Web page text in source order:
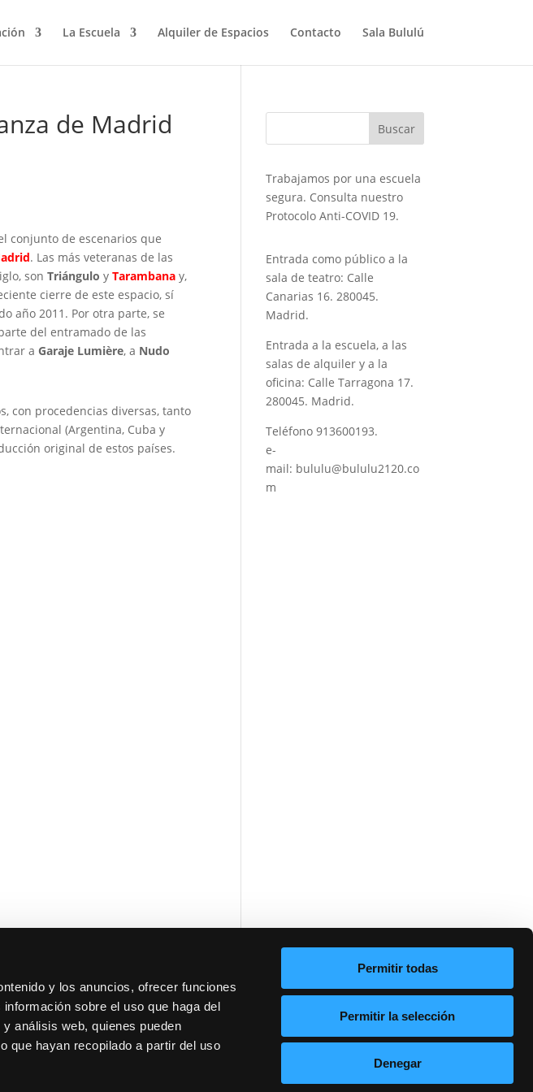
y los anuncios, ofrecer funciones
sobre el uso que haga del
análisis web, quienes pueden
que hayan recopilado a partir del uso
Permitir todas
Permitir la selección
Denegar
La Escuela Alquiler de Espacios Contacto Sala Bululú
de Madrid
conjunto de escenarios que
. Las más veteranas de las
sonTriángulo yTarambana y,
cierre de este espacio, sí
año 2011. Por otra parte, se
del entramado de las
aGaraje Lumière, a Nudo
con procedencias diversas, tanto
(Argentina, Cuba y
original de estos países.
Trabajamos por una escuela
segura. Consulta nuestro
Protocolo Anti-COVID 19.
Entrada como público a la
sala de teatro: Calle
Canarias 16. 280045.
Madrid.
Entrada a la escuela, a las
salas de alquiler y a la
oficina: Calle Tarragona 17.
280045. Madrid.
Teléfono913600193.
e-
mail: bululu@bululu2120.co
m
Contacto